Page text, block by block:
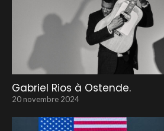
Gabriel Rios à Ostende.
20 novembre 2024